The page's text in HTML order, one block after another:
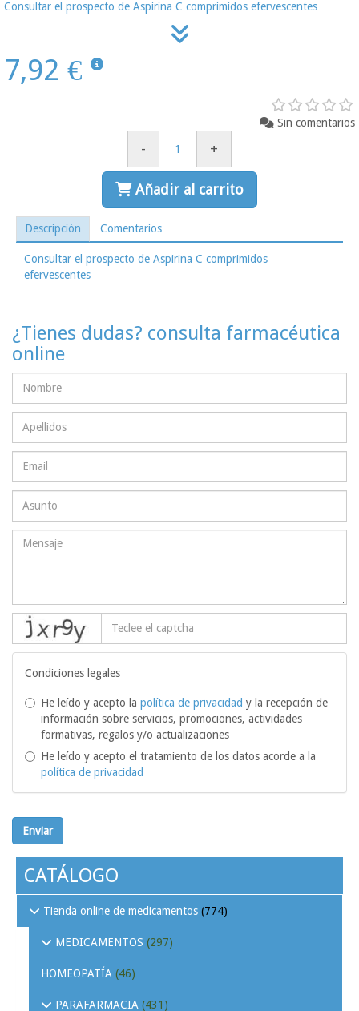
Consultar el prospecto de Aspirina C comprimidos efervescentes
7,92 €
Sin comentarios
- +
Añadir al carrito
Descripción Comentarios
Consultar el prospecto de Aspirina C comprimidos
efervescentes
¿Tienes dudas? consulta farmacéutica
online
Condiciones legales
He leído y acepto la política de privacidad y la recepción de
información sobre servicios, promociones, actividades
formativas, regalos y/o actualizaciones
He leído y acepto el tratamiento de los datos acorde a la
política de privacidad
Enviar
CATÁLOGO
Tienda online de medicamentos (774)
MEDICAMENTOS (297)
HOMEOPATÍA (46)
PARAFARMACIA (431)